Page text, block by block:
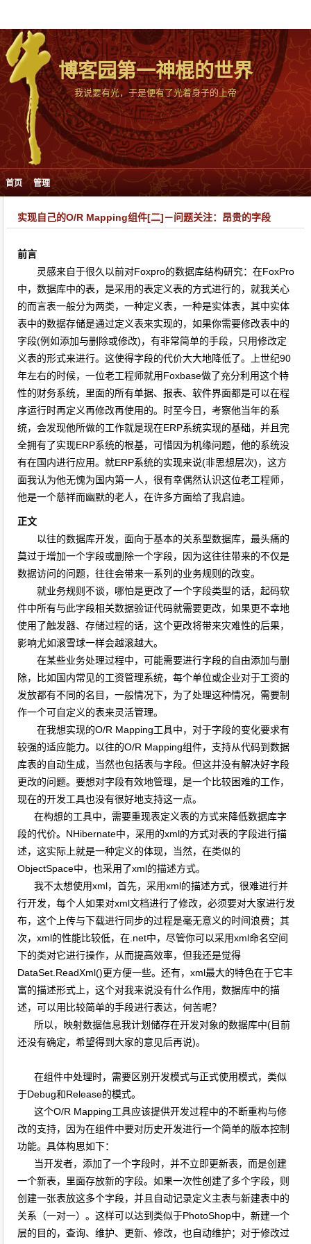
博客园第一神棍的世界
我说要有光，于是便有了光着身子的上帝
首页 管理
实现自己的O/R Mapping组件[二]－问题关注：昂贵的字段
前言
灵感来自于很久以前对Foxpro的数据库结构研究：在FoxPro
中，数据库中的表，是采用的表定义表的方式进行的，就我关心
的而言表一般分为两类，一种定义表，一种是实体表，其中实体
表中的数据存储是通过定义表来实现的，如果你需要修改表中的
字段(例如添加与删除或修改)，有非常简单的手段，只用修改定
义表的形式来进行。这使得字段的代价大大地降低了。上世纪90
年左右的时候，一位老工程师就用Foxbase做了充分利用这个特
性的财务系统，里面的所有单据、报表、软件界面都是可以在程
序运行时再定义再修改再使用的。时至今日，考察他当年的系
统，会发现他所做的工作就是现在ERP系统实现的基础，并且完
全拥有了实现ERP系统的根基，可惜因为机缘问题，他的系统没
有在国内进行应用。就ERP系统的实现来说(非思想层次)，这方
面我认为他无愧为国内第一人，很有幸偶然认识这位老工程师，
他是一个慈祥而幽默的老人，在许多方面给了我启迪。
正文
以往的数据库开发，面向于基本的关系型数据库，最头痛的
莫过于增加一个字段或删除一个字段，因为这往往带来的不仅是
数据访问的问题，往往会带来一系列的业务规则的改变。
就业务规则不谈，哪怕是更改了一个字段类型的话，起码软
件中所有与此字段相关数据验证代码就需要更改，如果更不幸地
使用了触发器、存储过程的话，这个更改将带来灾难性的后果，
影响尤如滚雪球一样会越滚越大。
在某些业务处理过程中，可能需要进行字段的自由添加与删
除，比如国内常见的工资管理系统，每个单位或企业对于工资的
发放都有不同的名目，一般情况下，为了处理这种情况，需要制
作一个可自定义的表来灵活管理。
在我想实现的O/R Mapping工具中，对于字段的变化要求有
较强的适应能力。以往的O/R Mapping组件，支持从代码到数据
库表的自动生成，当然也包括表与字段。但这并没有解决好字段
更改的问题。要想对字段有效地管理，是一个比较困难的工作，
现在的开发工具也没有很好地支持这一点。
在构想的工具中，需要重现表定义表的方式来降低数据库字
段的代价。NHibernate中，采用的xml的方式对表的字段进行描
述，这实际上就是一种定义的体现，当然，在类似的
ObjectSpace中，也采用了xml的描述方式。
我不太想使用xml，首先，采用xml的描述方式，很难进行并
行开发，每个人如果对xml文档进行了修改，必须要对大家进行发
布，这个上传与下载进行同步的过程是毫无意义的时间浪费；其
次，xml的性能比较低，在.net中，尽管你可以采用xml命名空间
下的类对它进行操作，从而提高效率，但我还是觉得
DataSet.ReadXml()更方便一些。还有，xml最大的特色在于它丰
富的描述形式上，这个对我来说没有什么作用，数据库中的描
述，可以用比较简单的手段进行表达，何苦呢？
所以，映射数据信息我计划储存在开发对象的数据库中(目前
还没有确定，希望得到大家的意见后再说)。
在组件中处理时，需要区别开发模式与正式使用模式，类似
于Debug和Release的模式。
这个O/R Mapping工具应该提供开发过程中的不断重构与修
改的支持，因为在组件中要对历史开发进行一个简单的版本控制
功能。具体构思如下：
当开发者，添加了一个字段时，并不立即更新表，而是创建
一个新表，里面存放新的字段。如果一次性创建了多个字段，则
创建一张表放这多个字段，并且自动记录定义主表与新建表中的
关系（一对一）。这样可以达到类似于PhotoShop中，新建一个
层的目的，查询、维护、更新、修改，也自动维护；对于修改过